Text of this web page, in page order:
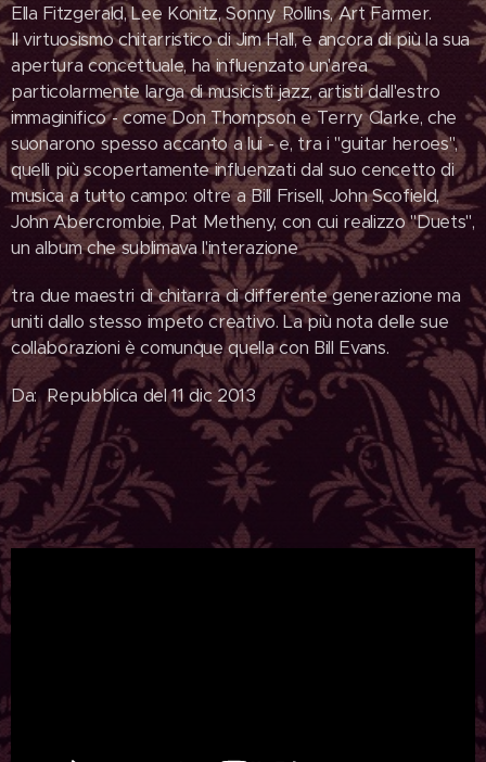
Ella Fitzgerald, Lee Konitz, Sonny Rollins, Art Farmer.
Il virtuosismo chitarristico di Jim Hall, e ancora di più la sua
apertura concettuale, ha influenzato un'area
particolarmente larga di musicisti jazz, artisti dall'estro
immaginifico - come Don Thompson e Terry Clarke, che
suonarono spesso accanto a lui - e, tra i "guitar heroes",
quelli più scopertamente influenzati dal suo cencetto di
musica a tutto campo: oltre a Bill Frisell, John Scofield,
John Abercrombie, Pat Metheny, con cui realizzo "Duets",
un album che sublimava l'interazione
tra due maestri di chitarra di differente generazione ma
uniti dallo stesso impeto creativo. La più nota delle sue
collaborazioni è comunque quella con Bill Evans.
Da: Repubblica del 11 dic 2013